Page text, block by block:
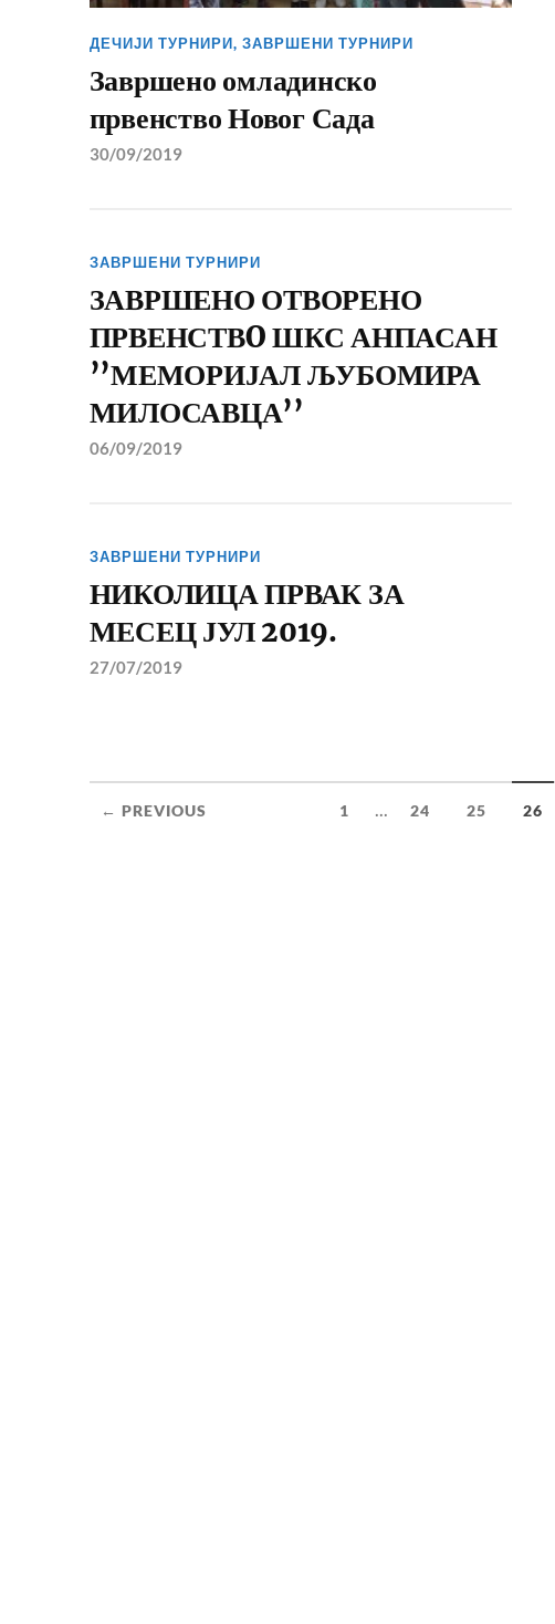
ДЕЧИЈИ ТУРНИРИ, ЗАВРШЕНИ ТУРНИРИ
Завршено омладинско
првенство Новог Сада
30/09/2019
ЗАВРШЕНИ ТУРНИРИ
ЗАВРШЕНО ОТВОРЕНО
ПРВЕНСТВO ШКС АНПАСАН
’’МЕМОРИЈАЛ ЉУБОМИРА
МИЛОСАВЦА’’
06/09/2019
ЗАВРШЕНИ ТУРНИРИ
НИКОЛИЦА ПРВАК ЗА
МЕСЕЦ ЈУЛ 2019.
27/07/2019
← PREVIOUS 1 ... 24 25 26